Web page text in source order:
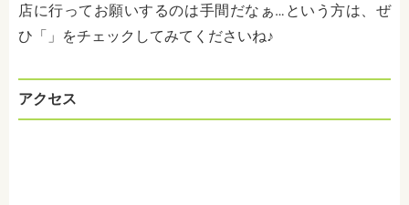
店に行ってお願いするのは手間だなぁ…という方は、ぜ
ひ「」をチェックしてみてくださいね♪
アクセス